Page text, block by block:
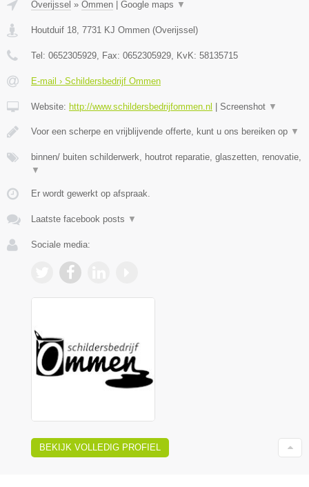
Overijssel » Ommen Google maps ▼
Houtduif 18 7731 KJ Ommen (Overijssel )
Tel: 0652305929 , Fax: 0652305929 , KvK: 58135715
E-mail › Schildersbedrijf Ommen
Website: http://www.schildersbedrijfommen.nl Screenshot ▼
Voor een scherpe en vrijblijvende offerte, kunt u ons bereiken op ▼
binnen/ buiten schilderwerk, houtrot reparatie, glaszetten, renovatie,
▼
Er wordt gewerkt op afspraak.
Laatste facebook posts ▼
Sociale media:
BEKIJK VOLLEDIG PROFIEL